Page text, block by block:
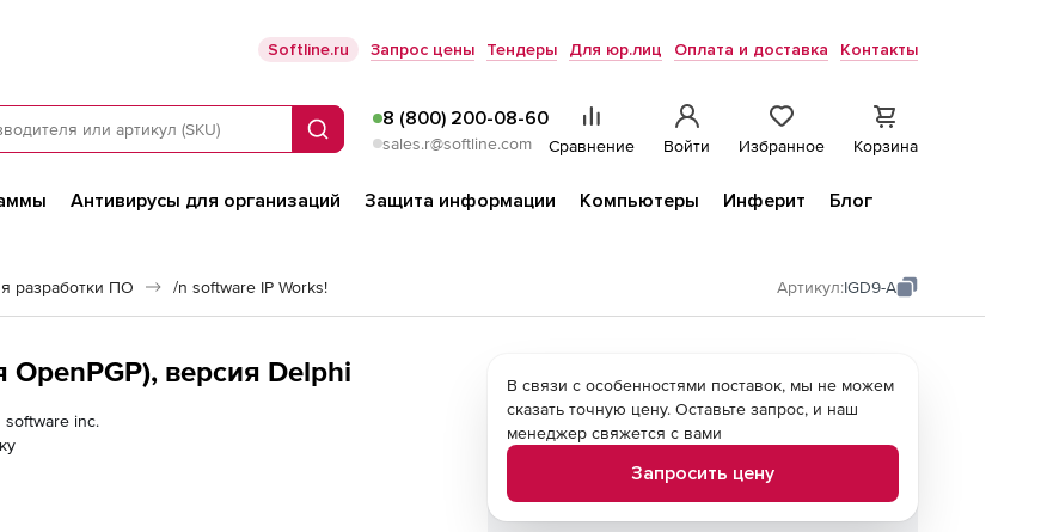
Softline.ru Запрос цены Тендеры Для юр.лиц Оплата и доставка Контакты
Поиск
8 (800) 200-08-60
sales.r@softline.com Сравнение Войти Избранное Корзина
Антивирусы для организаций Защита информации Компьютеры Инферит
Блог
разработки ПО /n software IP Works! Артикул:IGD9-A
версия Delphi
inc.
В связи с особенностями поставок, мы не можем
сказать точную цену. Оставьте запрос, и наш
менеджер свяжется с вами
Запросить цену